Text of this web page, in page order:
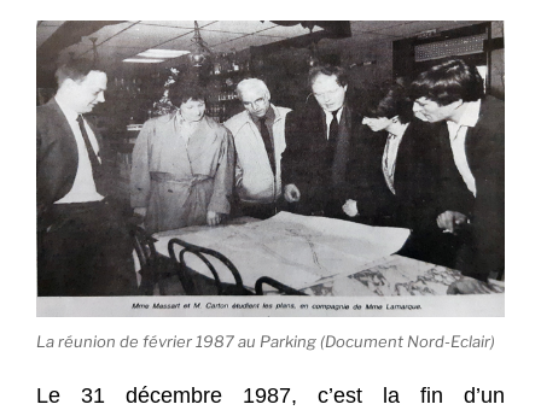
La réunion de février 1987 au Parking (Document Nord-Eclair)
Le 31 décembre 1987, c’est la fin d’un